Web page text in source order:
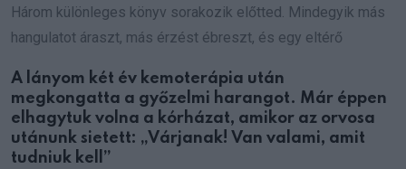
Három különleges könyv sorakozik előtted. Mindegyik más
hangulatot áraszt, más érzést ébreszt, és egy eltérő
A lányom két év kemoterápia után
megkongatta a győzelmi harangot. Már éppen
elhagytuk volna a kórházat, amikor az orvosa
utánunk sietett: „Várjanak! Van valami, amit
tudniuk kell”